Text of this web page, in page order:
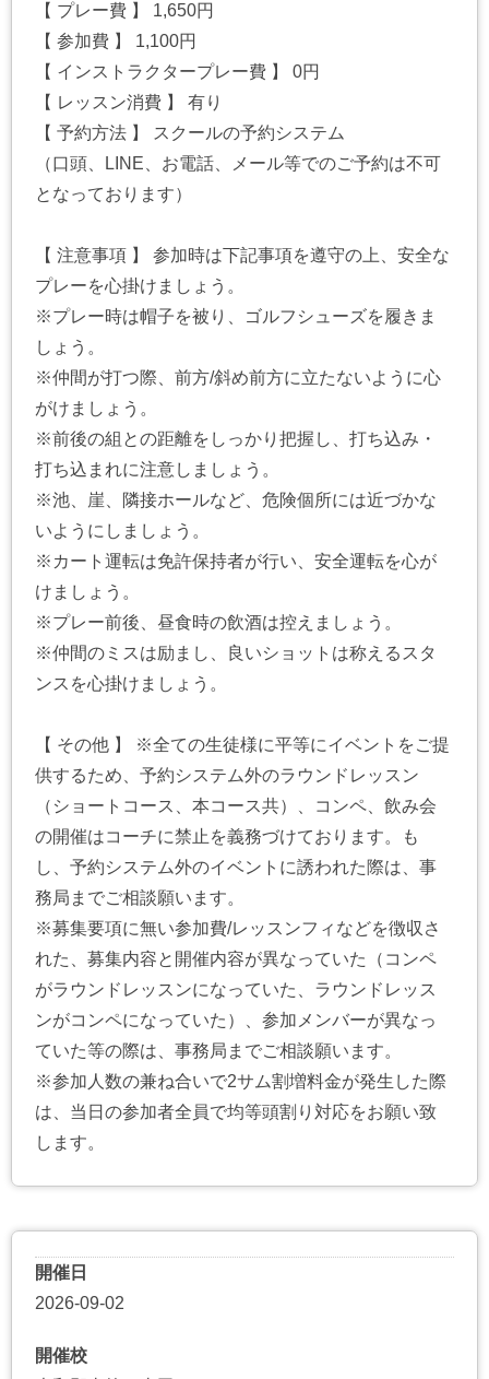
【 プレー費 】 1,650円
【 参加費 】 1,100円
【 インストラクタープレー費 】 0円
【 レッスン消費 】 有り
【 予約方法 】 スクールの予約システム
（口頭、LINE、お電話、メール等でのご予約は不可
となっております）
【 注意事項 】 参加時は下記事項を遵守の上、安全な
プレーを心掛けましょう。
※プレー時は帽子を被り、ゴルフシューズを履きま
しょう。
※仲間が打つ際、前方/斜め前方に立たないように心
がけましょう。
※前後の組との距離をしっかり把握し、打ち込み・
打ち込まれに注意しましょう。
※池、崖、隣接ホールなど、危険個所には近づかな
いようにしましょう。
※カート運転は免許保持者が行い、安全運転を心が
けましょう。
※プレー前後、昼食時の飲酒は控えましょう。
※仲間のミスは励まし、良いショットは称えるスタ
ンスを心掛けましょう。
【 その他 】 ※全ての生徒様に平等にイベントをご提
供するため、予約システム外のラウンドレッスン
（ショートコース、本コース共）、コンペ、飲み会
の開催はコーチに禁止を義務づけております。も
し、予約システム外のイベントに誘われた際は、事
務局までご相談願います。
※募集要項に無い参加費/レッスンフィなどを徴収さ
れた、募集内容と開催内容が異なっていた（コンペ
がラウンドレッスンになっていた、ラウンドレッス
ンがコンペになっていた）、参加メンバーが異なっ
ていた等の際は、事務局までご相談願います。
※参加人数の兼ね合いで2サム割増料金が発生した際
は、当日の参加者全員で均等頭割り対応をお願い致
します。
開催日
2026-09-02
開催校